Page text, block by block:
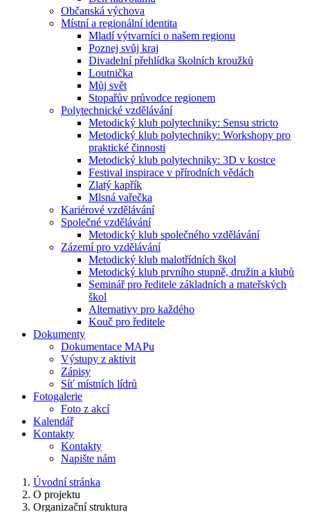
Občanská výchova
Místní a regionální identita
Mladí výtvarníci o našem regionu
Poznej svůj kraj
Divadelní přehlídka školních kroužků
Loutnička
Můj svět
Stopařův průvodce regionem
Polytechnické vzdělávání
Metodický klub polytechniky: Sensu stricto
Metodický klub polytechniky: Workshopy pro
praktické činnosti
Metodický klub polytechniky: 3D v kostce
Festival inspirace v přírodních vědách
Zlatý kapřík
Mlsná vařečka
Kariérové vzdělávání
Společné vzdělávání
Metodický klub společného vzdělávání
Zázemí pro vzdělávání
Metodický klub malotřídních škol
Metodický klub prvního stupně, družin a klubů
Seminář pro ředitele základních a mateřských
škol
Alternativy pro každého
Kouč pro ředitele
Dokumenty
Dokumentace MAPu
Výstupy z aktivit
Zápisy
Síť místních lídrů
Fotogalerie
Foto z akcí
Kalendář
Kontakty
Kontakty
Napište nám
Úvodní stránka
O projektu
Organizační struktura